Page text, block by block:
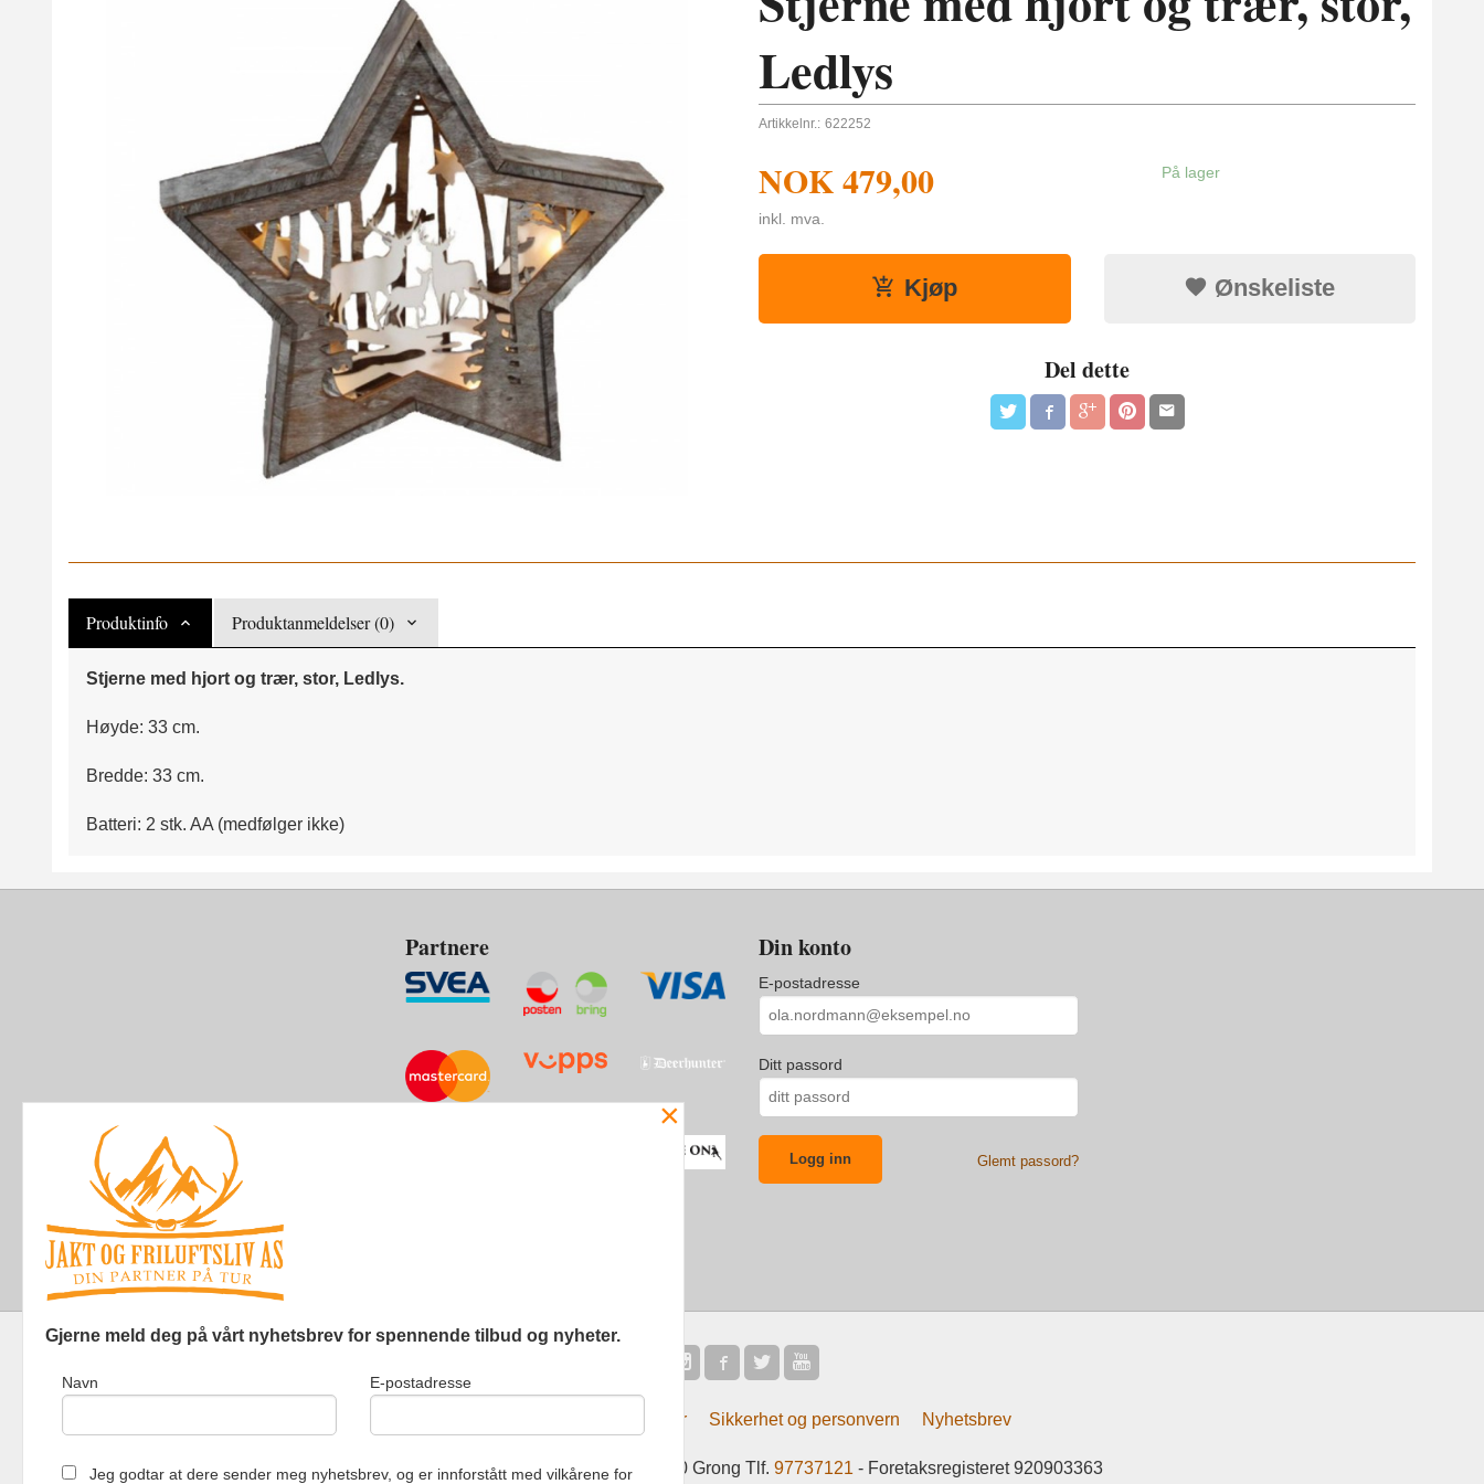
Ledlys
Artikkelnr.: 622252
NOK479,00
inkl. mva.
På lager
Kjøp Ønskeliste
Del dette
Produktinfo Produktanmeldelser (0)
Stjerne med hjort og trær, stor, Ledlys.
Høyde: 33 cm.
Bredde: 33 cm.
Batteri: 2 stk. AA (medfølger ikke)
Partnere Din konto
E-postadresse
Ditt passord
Glemt passord?
Kjøpsbetingelser Sikkerhet og personvern Nyhetsbrev
Jakt og Friluftsliv AS Eliasmoen 4 7870 Grong Tlf. 97737121 - Foretaksregisteret 920903363
×
Gjerne meld deg på vårt nyhetsbrev for spennende tilbud og nyheter.
Navn E-postadresse
Jeg godtar at dere sender meg nyhetsbrev, og er innforstått med vilkårene for